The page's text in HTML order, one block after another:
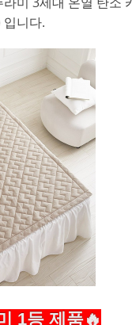
니다.
1등 제품🔥